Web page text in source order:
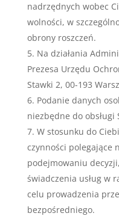
nadrzędnych wobec
wolności, w
obrony roszczeń.
Na działania
Prezesa Urzędu
Stawki 2, 00-193
Podanie danych
niezbędne do obsługi
W stosunku do
czynności polegające
podejmowaniu
świadczenia usług w
celu prowadzenia
bezpośredniego.